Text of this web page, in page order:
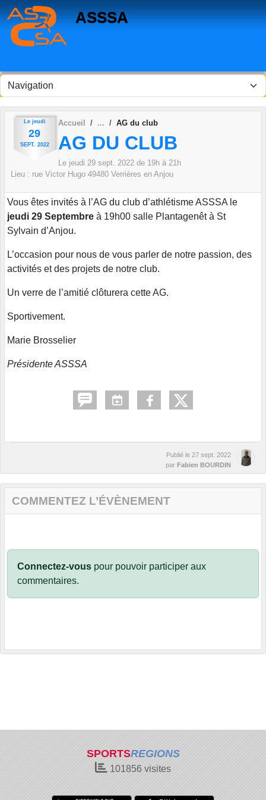
ASSSA
Le jeudi
29
SEPT. 2022
Accueil AG du club
AG DU CLUB
Le jeudi 29 sept. 2022 de 19h à 21h
Lieu : rue Victor Hugo 49480 Verrières en Anjou
Vous êtes invités à l’AG du club d’athlétisme ASSSA le
jeudi 29 Septembre à 19h00 salle Plantagenêt à St
Sylvain d’Anjou.
L’occasion pour nous de vous parler de notre passion, des
activités et des projets de notre club.
Un verre de l’amitié clôturera cette AG.
Sportivement.
Marie Brosselier
Présidente ASSSA
Publié le 27 sept. 2022
par Fabien BOURDIN
COMMENTEZ L’ÉVÈNEMENT
Connectez-vous pour pouvoir participer aux
commentaires.
SPORTSREGIONS
101856 visites
Panneau de gestion des cookies